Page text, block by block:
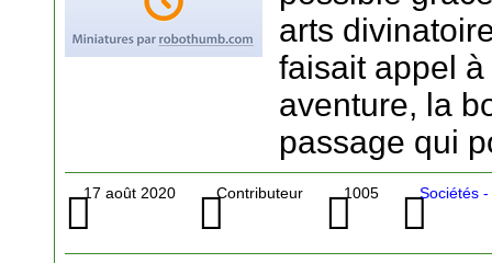
arts
faisait appel
aventure, la
passage qui
17 août 2020 Contributeur 1005 Sociétés